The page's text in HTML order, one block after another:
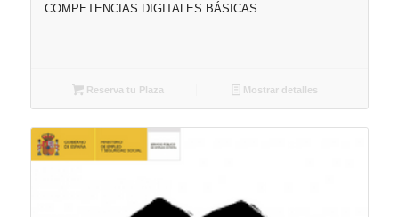
COMPETENCIAS DIGITALES BÁSICAS
Reserva tu Plaza Mostrar detalles